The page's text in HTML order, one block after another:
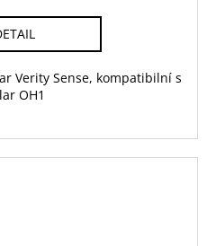
Verity Sense, kompatibilní s
OH1